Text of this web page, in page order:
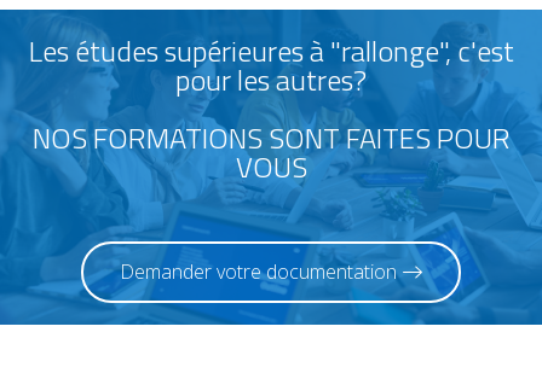
Les études supérieures à "rallonge", c'est
pour les autres?
NOS FORMATIONS SONT FAITES POUR
VOUS
Demander votre documentation